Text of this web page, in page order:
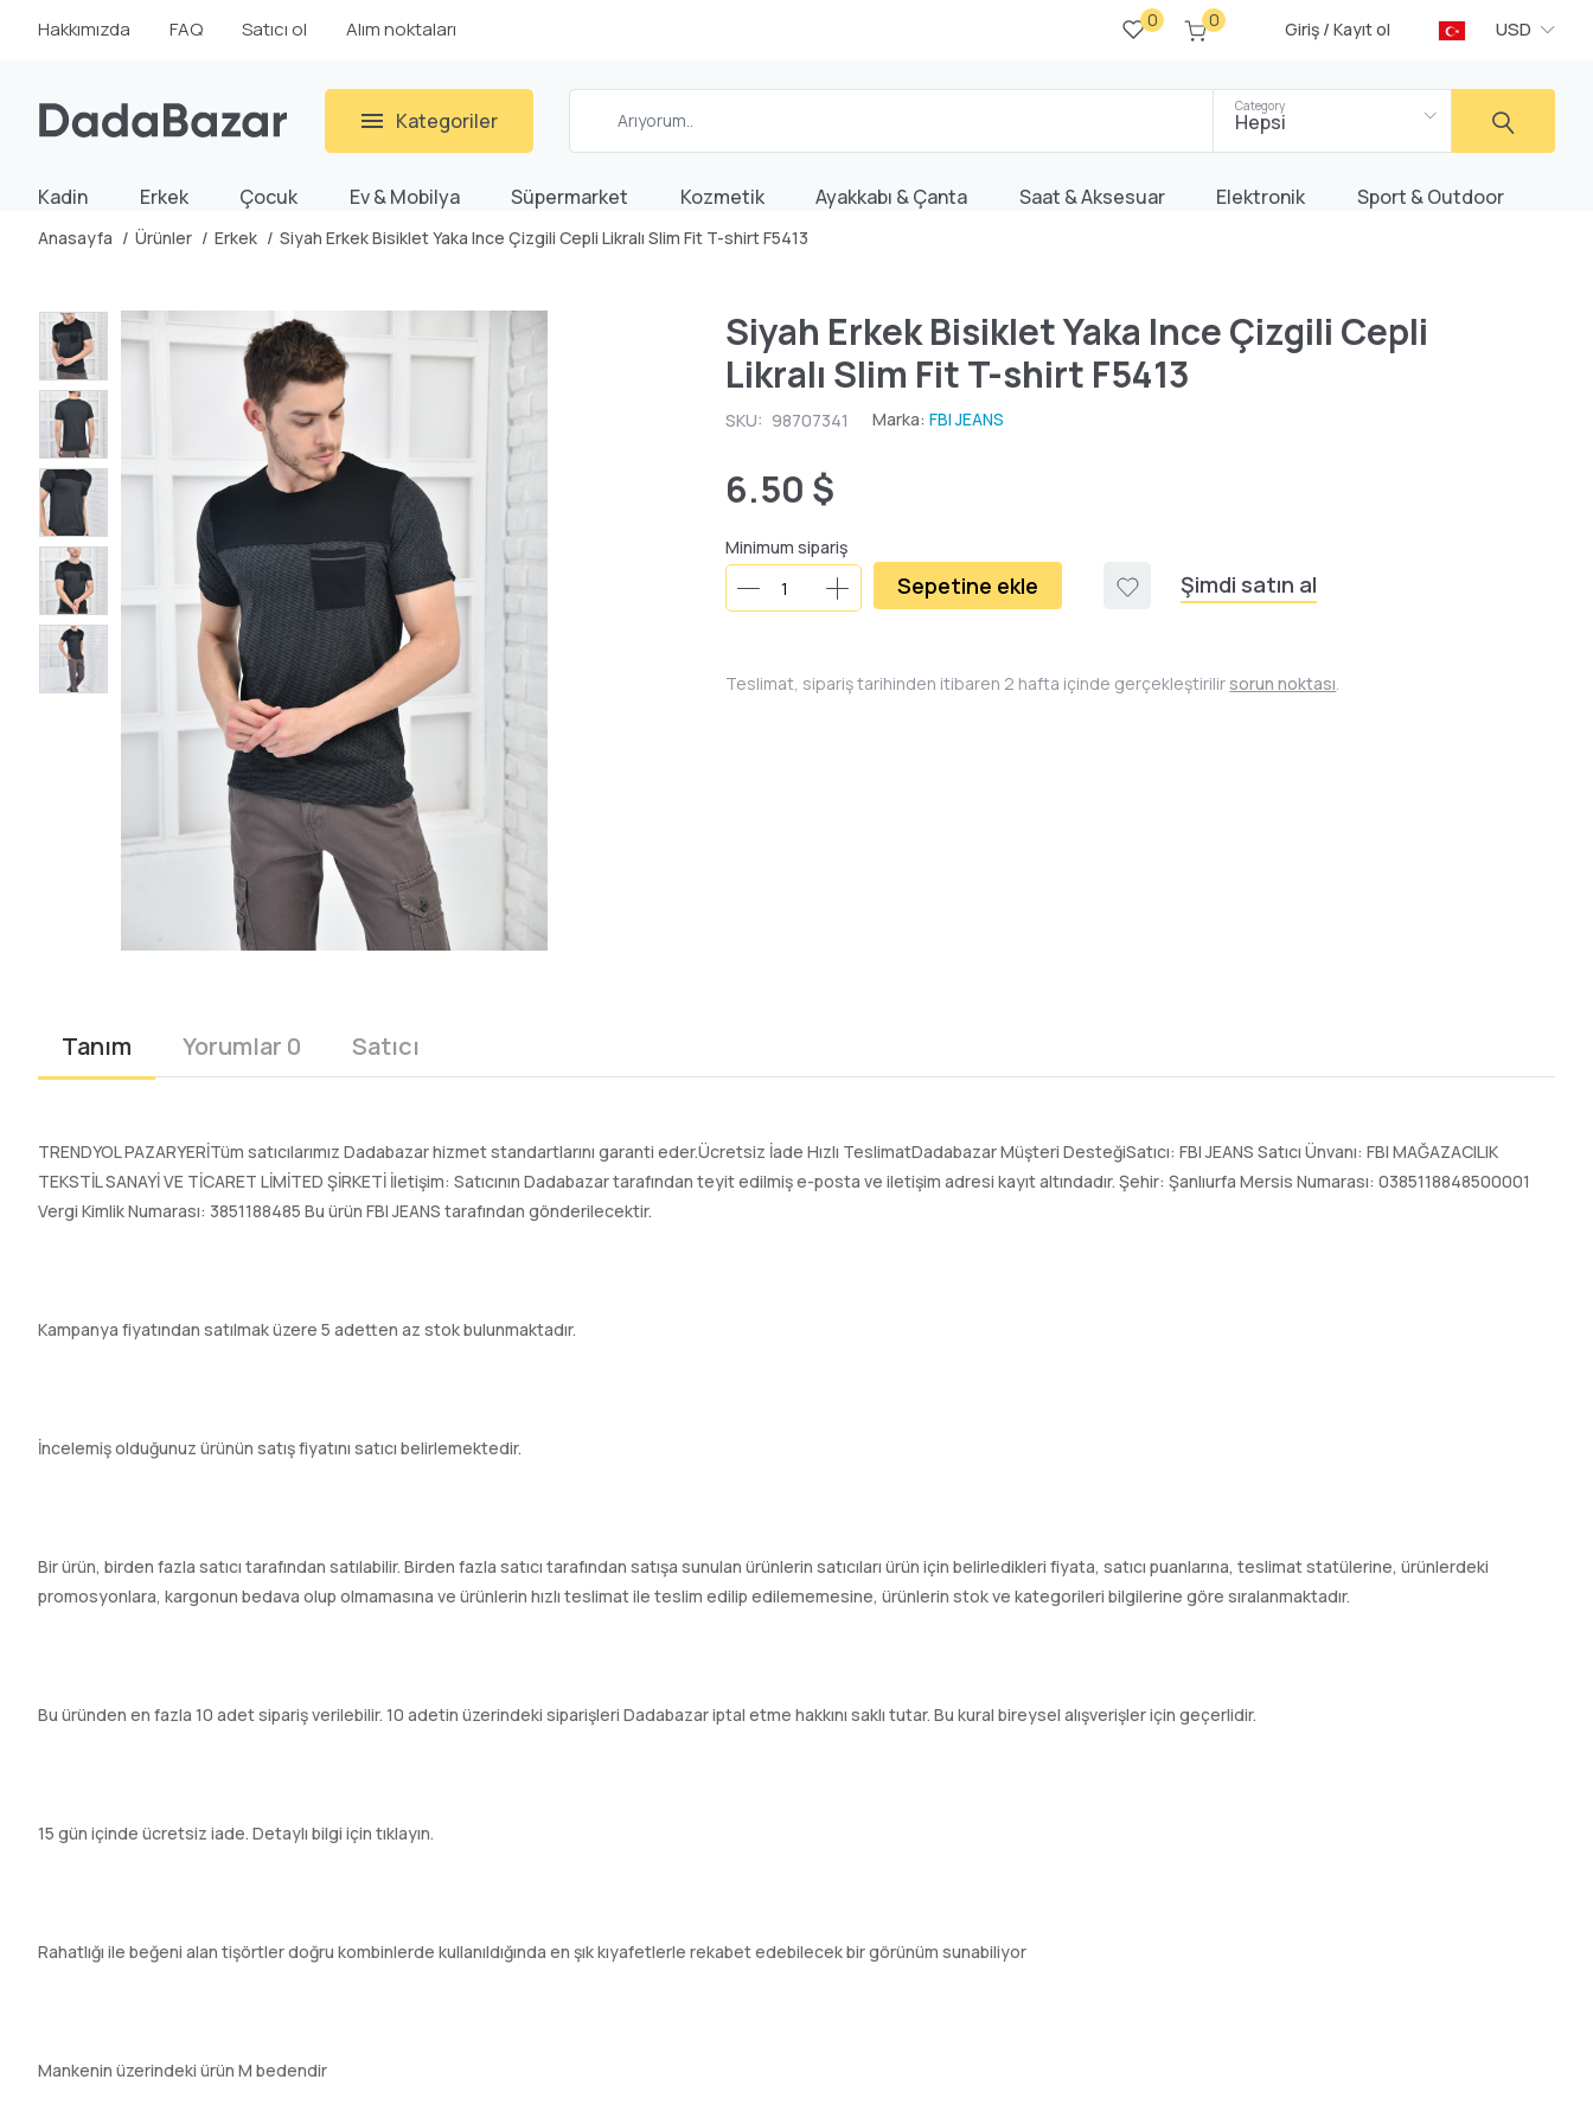
Hakkımızda FAQ Satıcı ol Alım noktaları 0 0 Giriş / Kayıt ol USD
Kategoriler
Category
Hepsi
Kadin Erkek Çocuk Ev & Mobilya Süpermarket Kozmetik Ayakkabı & Çanta Saat & Aksesuar Elektronik Sport & Outdoor
Anasayfa Ürünler Erkek Siyah Erkek Bisiklet Yaka Ince Çizgili Cepli Likralı Slim Fit T-shirt F5413
Siyah Erkek Bisiklet Yaka Ince Çizgili Cepli
Likralı Slim Fit T-shirt F5413
SKU: 98707341 Marka:FBI JEANS
6.50 $
Minimum sipariş
Sepetine ekle Şimdi satın al
Teslimat, sipariş tarihinden itibaren 2 hafta içinde gerçekleştirilir sorun noktası.
Tanım Yorumlar 0 Satıcı
TRENDYOL PAZARYERİTüm satıcılarımız Dadabazar hizmet standartlarını garanti eder.Ücretsiz İade Hızlı TeslimatDadabazar Müşteri DesteğiSatıcı: FBI JEANS Satıcı Ünvanı: FBI MAĞAZACILIK
TEKSTİL SANAYİ VE TİCARET LİMİTED ŞİRKETİ İletişim: Satıcının Dadabazar tarafından teyit edilmiş e-posta ve iletişim adresi kayıt altındadır. Şehir: Şanlıurfa Mersis Numarası: 0385118848500001
Vergi Kimlik Numarası: 3851188485 Bu ürün FBI JEANS tarafından gönderilecektir.
Kampanya fiyatından satılmak üzere 5 adetten az stok bulunmaktadır.
İncelemiş olduğunuz ürünün satış fiyatını satıcı belirlemektedir.
Bir ürün, birden fazla satıcı tarafından satılabilir. Birden fazla satıcı tarafından satışa sunulan ürünlerin satıcıları ürün için belirledikleri fiyata, satıcı puanlarına, teslimat statülerine, ürünlerdeki
promosyonlara, kargonun bedava olup olmamasına ve ürünlerin hızlı teslimat ile teslim edilip edilememesine, ürünlerin stok ve kategorileri bilgilerine göre sıralanmaktadır.
Bu üründen en fazla 10 adet sipariş verilebilir. 10 adetin üzerindeki siparişleri Dadabazar iptal etme hakkını saklı tutar. Bu kural bireysel alışverişler için geçerlidir.
15 gün içinde ücretsiz iade. Detaylı bilgi için tıklayın.
Rahatlığı ile beğeni alan tişörtler doğru kombinlerde kullanıldığında en şık kıyafetlerle rekabet edebilecek bir görünüm sunabiliyor
Mankenin üzerindeki ürün M bedendir